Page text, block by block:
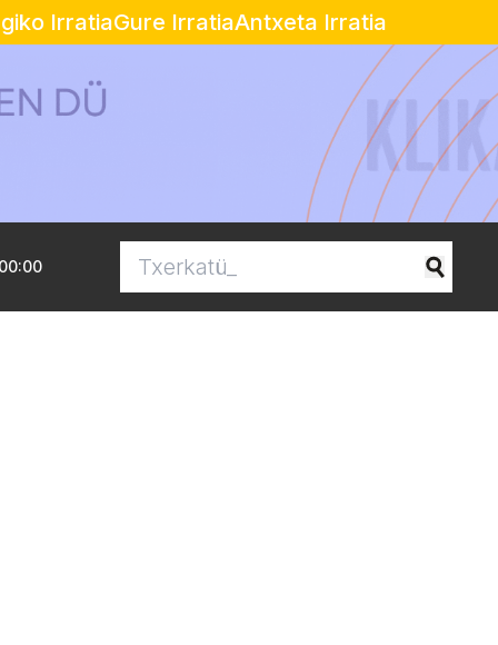
IrratiaGure IrratiaAntxeta Irratia